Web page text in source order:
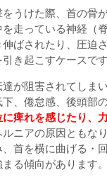
うけた際、首の骨
走っている神経（
ばされたり、圧迫
き起こすケースです
が阻害されてしま
、倦怠感、後頭部
痺れを感じたり、
ニアの原因ともな
首を横に曲げる・
る傾向があります。